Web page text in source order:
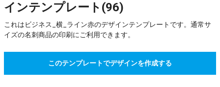
インテンプレート(96)
これはビジネス_横_ライン赤のデザインテンプレートです。通常サ
イズの名刺商品の印刷にご利用できます。
このテンプレートでデザインを作成する